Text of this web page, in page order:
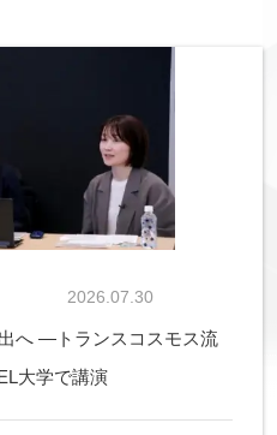
へ ―トランスコスモス流
大学で講演
2026.07.30